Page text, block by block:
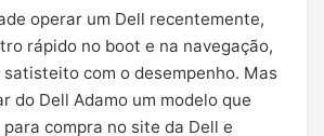
operar um Dell recentemente,
rápido no boot e na navegação,
com o desempenho. Mas
do Dell Adamo um modelo que
compra no site da Dell e